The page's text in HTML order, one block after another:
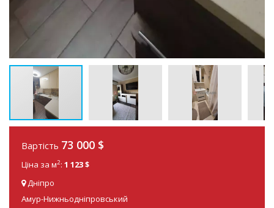
Вартість 73 000 $
Ціна за м2: 1 123 $
Дніпро
Амур-Нижньодніпровський